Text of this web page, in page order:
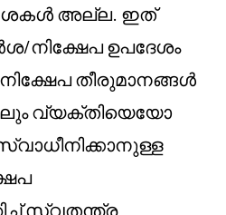
അല്ല. ഇത്
നിക്ഷേപ ഉപദേശം
തീരുമാനങ്ങൾ
വ്യക്തിയെയോ
സ്വതന്ത്ര